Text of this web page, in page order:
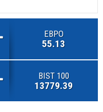
ЕВРО
55.13
BIST 100
13779.39